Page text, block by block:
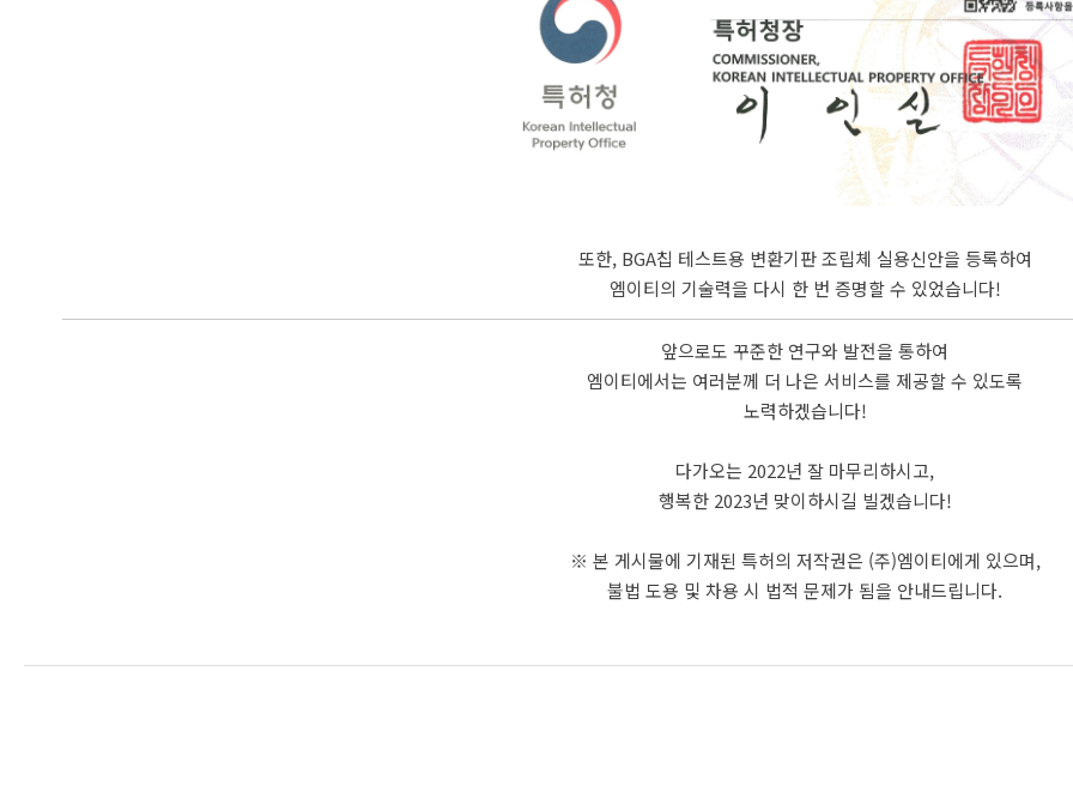
또한, BGA칩 테스트용 변환기판 조립체 실용신안을 등록하여
엠이티의 기술력을 다시 한 번 증명할 수 있었습니다!
앞으로도 꾸준한 연구와 발전을 통하여
엠이티에서는 여러분께 더 나은 서비스를 제공할 수 있도록
노력하겠습니다!
다가오는 2022년 잘 마무리하시고,
행복한 2023년 맞이하시길 빌겠습니다!
※ 본 게시물에 기재된 특허의 저작권은 (주)엠이티에게 있으며,
불법 도용 및 차용 시 법적 문제가 됨을 안내드립니다.